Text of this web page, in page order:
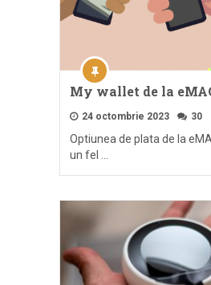
My wallet de la
24 octombrie 2023 30
Optiunea de plata de la
un fel …